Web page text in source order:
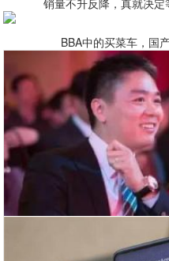
销量不升反降，真就决
BBA中的买菜车，国